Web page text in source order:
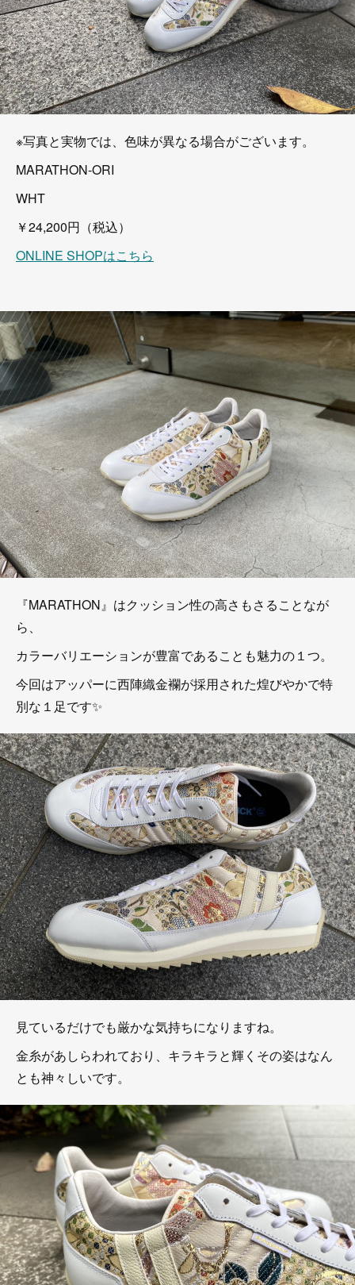
※写真と実物では、色味が異なる場合がございます。
MARATHON-ORI
WHT
￥24,200円（税込）
ONLINE SHOPはこちら
『MARATHON』はクッション性の高さもさることなが
ら、
カラーバリエーションが豊富であることも魅力の１つ。
今回はアッパーに西陣織金襴が採用された煌びやかで特
別な１足です✨
見ているだけでも厳かな気持ちになりますね。
金糸があしらわれており、キラキラと輝くその姿はなん
とも神々しいです。